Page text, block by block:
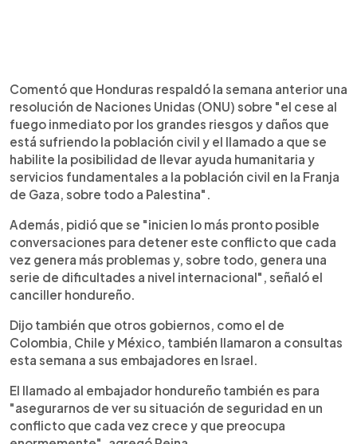
Comentó que Honduras respaldó la semana anterior una
resolución de Naciones Unidas (ONU) sobre "el cese al
fuego inmediato por los grandes riesgos y daños que
está sufriendo la población civil y el llamado a que se
habilite la posibilidad de llevar ayuda humanitaria y
servicios fundamentales a la población civil en la Franja
de Gaza, sobre todo a Palestina".
Además, pidió que se "inicien lo más pronto posible
conversaciones para detener este conflicto que cada
vez genera más problemas y, sobre todo, genera una
serie de dificultades a nivel internacional", señaló el
canciller hondureño.
Dijo también que otros gobiernos, como el de
Colombia, Chile y México, también llamaron a consultas
esta semana a sus embajadores en Israel.
El llamado al embajador hondureño también es para
"asegurarnos de ver su situación de seguridad en un
conflicto que cada vez crece y que preocupa